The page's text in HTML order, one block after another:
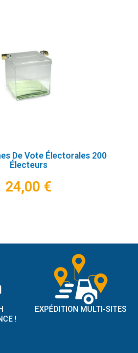
De Vote Électorales 200
Électeurs
24,00 €
!
EXPÉDITION MULTI-SITES